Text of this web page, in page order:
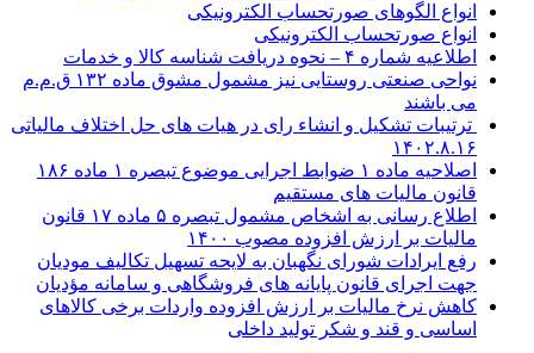
انواع الگوهای صورتحساب الکترونیکی
انواع صورتحساب الکترونیکی
اطلاعیه شماره ۴ – نحوه دریافت شناسه کالا و خدمات
نواحی صنعتی روستایی نیز مشمول مشوق ماده ۱۳۲ ق.م.م
می باشند
ترتیبات تشکیل و انشاء رای در هیات های حل اختلاف مالیاتی
۱۴۰۲.۸.۱۶
اصلاحیه ماده ۱ ضوابط اجرایی موضوع تبصره ۱ ماده ۱۸۶
قانون مالیات های مستقیم
اطلاع رسانی به اشخاص مشمول تبصره ۵ ماده ۱۷ قانون
مالیات بر ارزش افزوده مصوب ۱۴۰۰
رفع ایرادات شورای نگهبان به لایحه تسهیل تکالیف مودیان
جهت اجرای قانون پایانه های فروشگاهی و سامانه مؤدیان
کاهش نرخ مالیات بر ارزش افزوده واردات برخی کالاهای
اساسی و قند و شکر تولید داخلی